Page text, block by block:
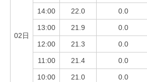
02日
14:00 22.0 0.0
13:00 21.9 0.0
12:00 21.3 0.0
11:00 21.4 0.0
10:00 21.0 0.0